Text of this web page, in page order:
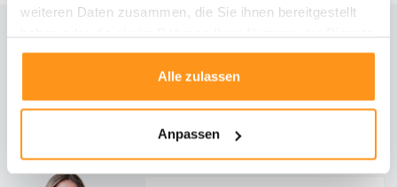
weiteren Daten zusammen, die Sie ihnen bereitgestellt
gesammelt haben.
Alle zulassen
Anpassen
Brauchst du Hilfe?
Kontaktiere unseren Kundenservice
Informationen zur Rücksendung